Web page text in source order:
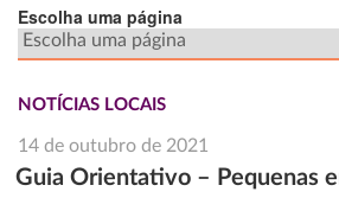
Escolha uma página
NOTÍCIAS LOCAIS
14 de outubro de 2021
Guia Orientativo – Pequenas